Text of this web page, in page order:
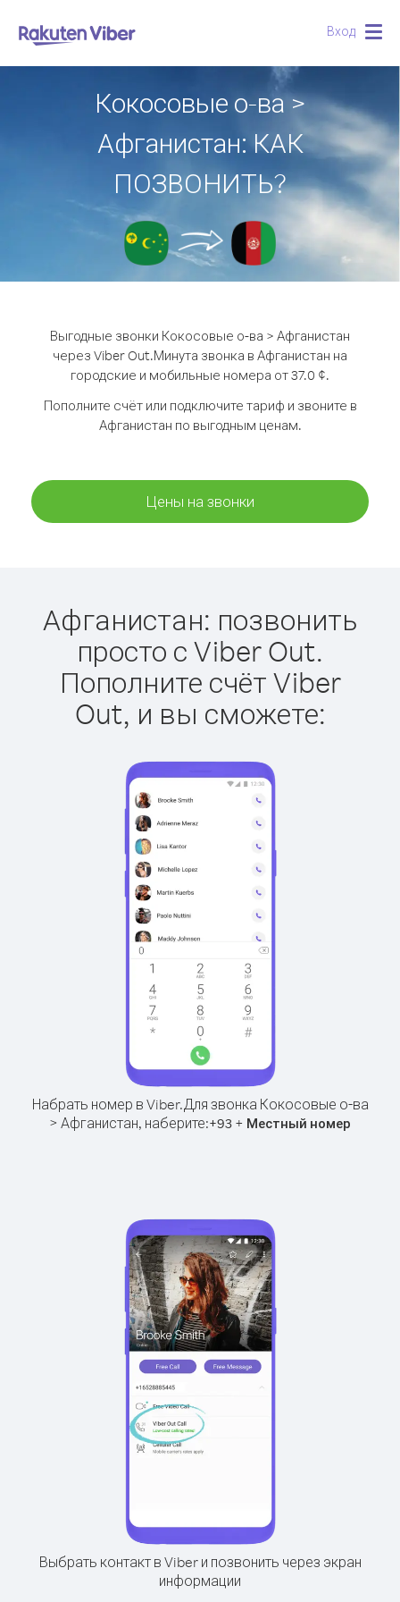
Вход
Кокосовые о-ва >
Афганистан: КАК
ПОЗВОНИТЬ?
Выгодные звонки Кокосовые о-ва > Афганистан
через Viber Out.Минута звонка в Афганистан на
городские и мобильные номера от 37.0 ¢.
Пополните счёт или подключите тариф и звоните в
Афганистан по выгодным ценам.
Цены на звонки
Афганистан: позвонить
просто с Viber Out.
Пополните счёт Viber
Out, и вы сможете:
Набрать номер в Viber.Для звонка Кокосовые о-ва
> Афганистан, наберите:+93 + Местный номер
Выбрать контакт в Viber и позвонить через экран
информации